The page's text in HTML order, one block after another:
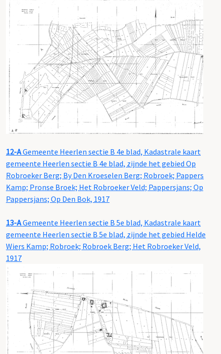
12-AGemeente Heerlen sectie B 4e blad, Kadastrale kaart
gemeente Heerlen sectie B 4e blad, zijnde het gebied Op
Robroeker Berg; By Den Kroeselen Berg; Robroek; Pappers
Kamp; Pronse Broek; Het Robroeker Veld; Pappersjans; Op
Pappersjans; Op Den Bok, 1917
13-AGemeente Heerlen sectie B 5e blad, Kadastrale kaart
gemeente Heerlen sectie B 5e blad, zijnde het gebied Helde
Wiers Kamp; Robroek; Robroek Berg; Het Robroeker Veld,
1917